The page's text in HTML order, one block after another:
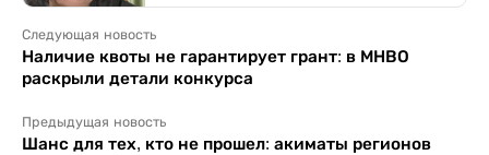
Следующая новость
Наличие квоты не гарантирует грант: в МНВО
раскрыли детали конкурса
Предыдущая новость
Шанс для тех, кто не прошел: акиматы регионов